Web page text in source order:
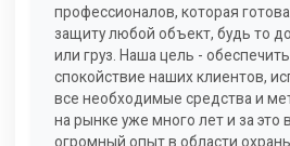
профессионалов, которая
защиту любой объект, будь то
или груз. Наша цель -
спокойствие наших клиентов,
все необходимые средства и
на рынке уже много лет и за это
огромный опыт в области